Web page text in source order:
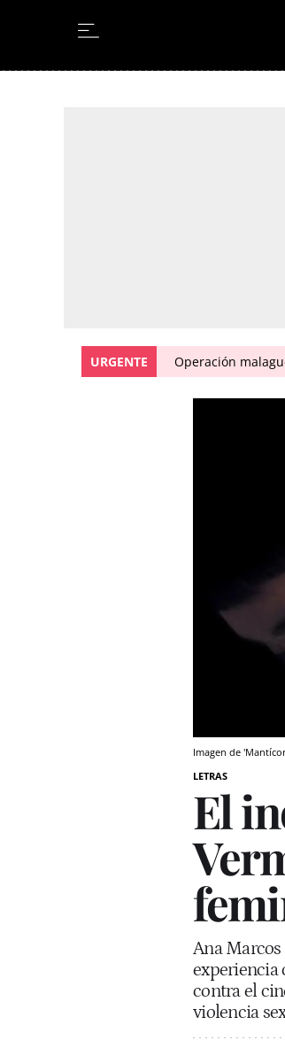
URGENTE Operación
Imagen de
LETRAS
El
Ana Marcos
experiencia
contra el
violencia